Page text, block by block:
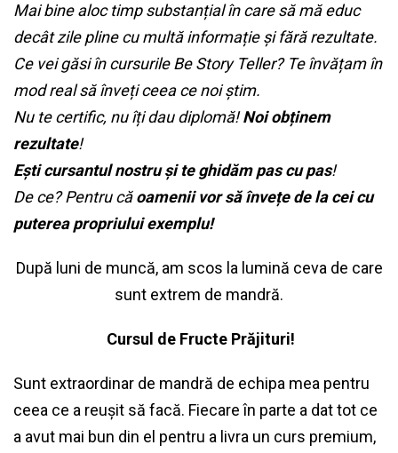
Mai bine aloc timp substanțial în care să mă educ
decât zile pline cu multă informație și fără rezultate.
Ce vei găsi în cursurile Be Story Teller? Te învățam în
mod real să înveți ceea ce noi știm.
Nu te certific, nu îți dau diplomă!Noi obținem
rezultate!
Ești cursantul nostru și te ghidăm pas cu pas!
De ce? Pentru căoamenii vor să învețe de la cei cu
puterea propriului exemplu!
După luni de muncă, am scos la lumină ceva de care
sunt extrem de mandră.
Cursul de Fructe Prăjituri!
Sunt extraordinar de mandră de echipa mea pentru
ceea ce a reușit să facă. Fiecare în parte a dat tot ce
a avut mai bun din el pentru a livra un curs premium,